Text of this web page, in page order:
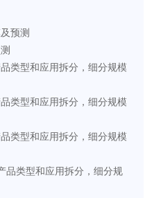
预测
类型和应用拆分，细分规模
类型和应用拆分，细分规模
类型和应用拆分，细分规模
品类型和应用拆分，细分规